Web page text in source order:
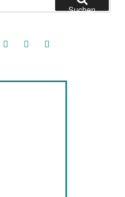
Suchen
instagramthreads goodreads